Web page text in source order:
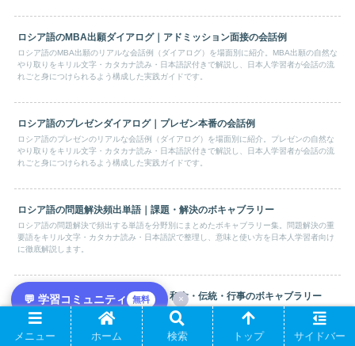
💬 学習コミュニティ 無料 ×
ロシア語のMBA出願ダイアログ｜アドミッション面接の会話例
ロシア語のMBA出願のリアルな会話例（ダイアログ）を場面別に紹介。MBA出願の自然な
やり取りをキリル文字・カタカナ読み・日本語訳付きで解説し、日本人学習者が会話の流
れごと身につけられるよう構成した実践ガイドです。
ロシア語のプレゼンダイアログ｜プレゼン本番の会話例
ロシア語のプレゼンのリアルな会話例（ダイアログ）を場面別に紹介。プレゼンの自然な
やり取りをキリル文字・カタカナ読み・日本語訳付きで解説し、日本人学習者が会話の流
れごと身につけられるよう構成した実践ガイドです。
ロシア語の問題解決頻出単語｜課題・解決のボキャブラリー
ロシア語の問題解決で頻出する単語を分野別にまとめたボキャブラリー集。問題解決の重
要語をキリル文字・カタカナ読み・日本語訳で整理し、意味と使い方を日本人学習者向け
に徹底解説します。
ロシア語の日本文化紹介頻出単語｜和食・伝統・行事のボキャブラリー
ロシア語の日本文化紹介で頻出する単語を分野別にまとめたボキャブラリー集。日本文化
紹介の重要語をキリル文字・カタカナ読み・日本語訳で整理し、意味と使い方を日本人学
習者向けに徹底解説します。
メニュー ホーム 検索 トップ サイドバー